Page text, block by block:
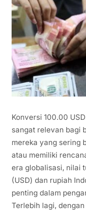
Konversi 100.00
sangat relevan bagi
mereka yang sering
atau memiliki
era globalisasi, nilai
(USD) dan rupiah
penting dalam
Terlebih lagi,